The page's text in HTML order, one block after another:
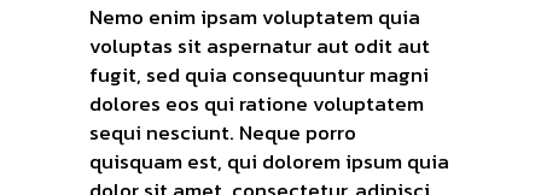
Nemo enim ipsam voluptatem quia
voluptas sit aspernatur aut odit aut
fugit, sed quia consequuntur magni
dolores eos qui ratione voluptatem
sequi nesciunt. Neque porro
quisquam est, qui dolorem ipsum quia